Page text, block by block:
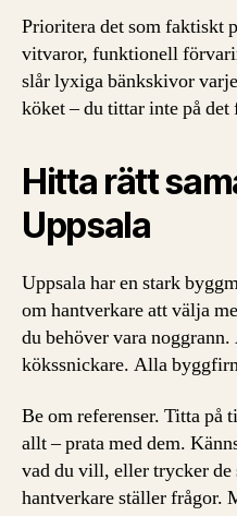
Prioritera det som faktiskt
vitvaror, funktionell
slår lyxiga bänkskivor
köket – du tittar inte på det
Hitta rätt
Uppsala
Uppsala har en stark
om hantverkare att välja
du behöver vara
kökssnickare. Alla
Be om referenser. Titta
allt – prata med dem.
vad du vill, eller trycker de
hantverkare ställer frågor.